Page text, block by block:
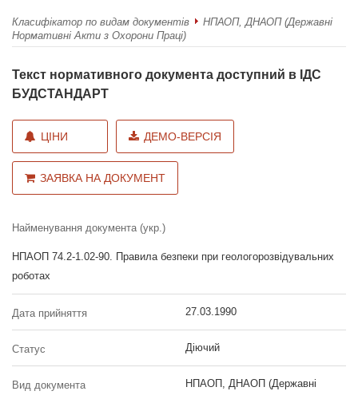
Класифікатор по видам документів
НПАОП, ДНАОП (Державні
Нормативні Акти з Охорони Праці)
Текст нормативного документа доступний в ІДС
БУДСТАНДАРТ
ЦІНИ ДЕМО-ВЕРСІЯ
ЗАЯВКА НА ДОКУМЕНТ
Найменування документа (укр.)
НПАОП 74.2-1.02-90. Правила безпеки при геологорозвідувальних
роботах
Дата прийняття 27.03.1990
Статус Діючий
Вид документа
НПАОП, ДНАОП (Державні